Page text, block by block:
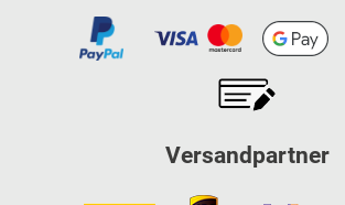
Versandpartner